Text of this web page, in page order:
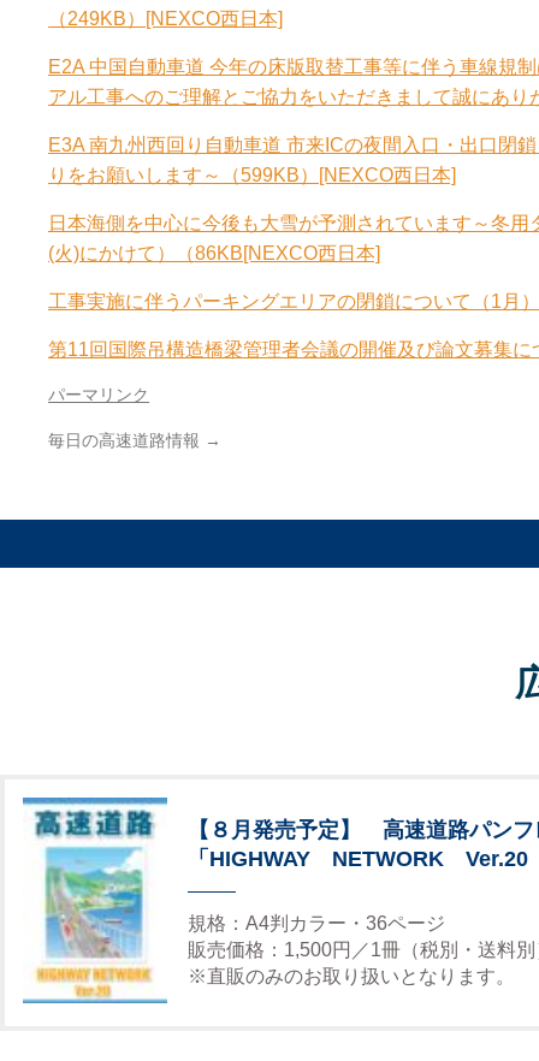
（249KB）[NEXCO西日本]
E2A 中国自動車道 今年の床版取替工事等に伴う車線規
アル工事へのご理解とご協力をいただきまして誠にあ
E3A 南九州西回り自動車道 市来ICの夜間入口・出口閉
りをお願いします～（599KB）[NEXCO西日本]
日本海側を中心に今後も大雪が予測されています～冬
(火)にかけて）（86KB[NEXCO西日本]
工事実施に伴うパーキングエリアの閉鎖について（1月
第11回国際吊構造橋梁管理者会議の開催及び論文募集
パーマリンク
毎日の高速道路情報 →
【８月発売予定】 高速道路パンフ
「HIGHWAY NETWORK Ver.20
規格：A4判カラー・36ページ
販売価格：1,500円／1冊（税別・送料別
※直販のみのお取り扱いとなります。